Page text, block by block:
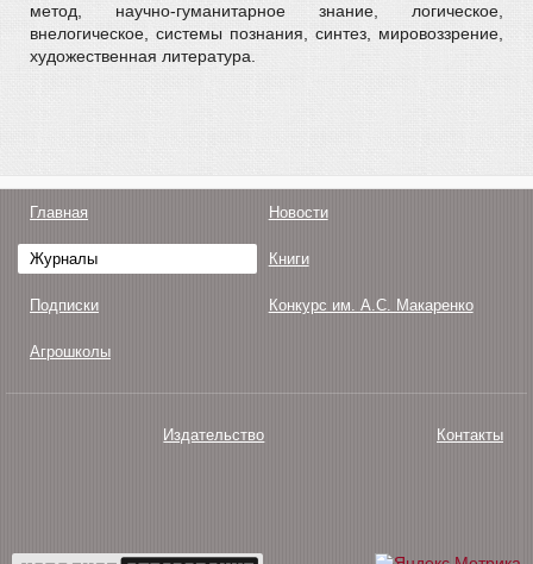
метод, научно-гуманитарное знание, логическое,
внелогическое, системы познания, синтез, мировоззрение,
художественная литература.
Главная Новости
Журналы Книги
Подписки Конкурс им. А.С. Макаренко
Агрошколы
Издательство Контакты